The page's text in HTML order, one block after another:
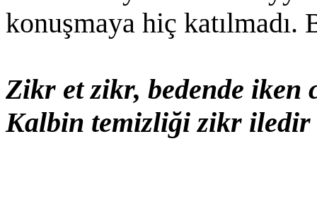
konuşmaya hiç katılmadı.
Zikr et zikr, bedende iken
Kalbin temizliği zikr iledir